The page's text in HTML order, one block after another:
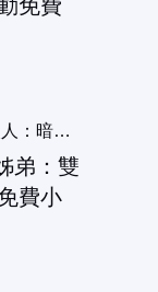
內鬼冰火人：暗殺行動